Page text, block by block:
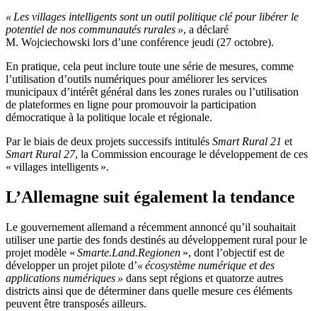
« Les villages intelligents sont un outil politique clé pour libérer le
potentiel de nos communautés rurales », a déclaré
M. Wojciechowski lors d’une conférence jeudi (27 octobre).
En pratique, cela peut inclure toute une série de mesures, comme
l’utilisation d’outils numériques pour améliorer les services
municipaux d’intérêt général dans les zones rurales ou l’utilisation
de plateformes en ligne pour promouvoir la participation
démocratique à la politique locale et régionale.
Par le biais de deux projets successifs intitulés Smart Rural 21 et
Smart Rural 27, la Commission encourage le développement de ces
« villages intelligents ».
L’Allemagne suit également la tendance
Le gouvernement allemand a récemment annoncé qu’il souhaitait
utiliser une partie des fonds destinés au développement rural pour le
projet modèle « Smarte.Land.Regionen », dont l’objectif est de
développer un projet pilote d’« écosystème numérique et des
applications numériques » dans sept régions et quatorze autres
districts ainsi que de déterminer dans quelle mesure ces éléments
peuvent être transposés ailleurs.